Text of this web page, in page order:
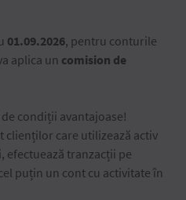
01.09.2026, pentru conturile
aplica un comision de
condiții avantajoase!
clienților care utilizează activ
efectuează tranzacții pe
puțin un cont cu activitate în